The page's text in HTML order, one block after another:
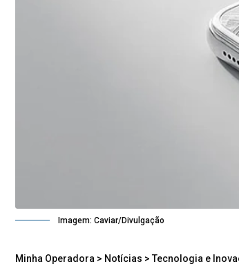
Imagem: Caviar/Divulgação
Minha Operadora > Notícias > Tecnologia e